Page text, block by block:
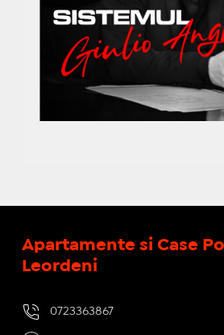
Apartamente si Case
Leordeni
0723363867